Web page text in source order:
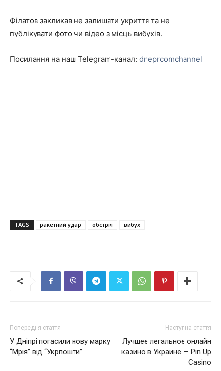
Філатов закликав не залишати укриття та не
публікувати фото чи відео з місць вибухів.
Посилання на наш Telegram-канал: dneprcomchannel
TAGS ракетний удар обстріл вибух
Попередня стаття
У Дніпрі погасили нову марку
“Мрія” від “Укрпошти”
Наступна стаття
Лучшее легальное онлайн
казино в Украине — Pin Up
Casino